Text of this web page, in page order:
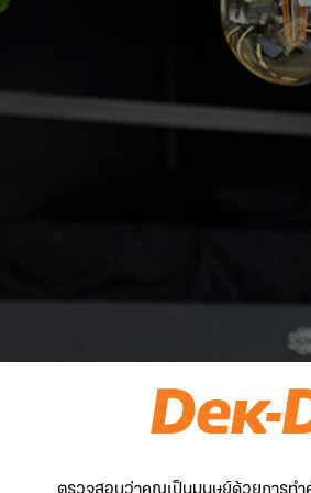
ตรวจสอบว่าคุณเป็นมนุษย์ด้วยการทำ